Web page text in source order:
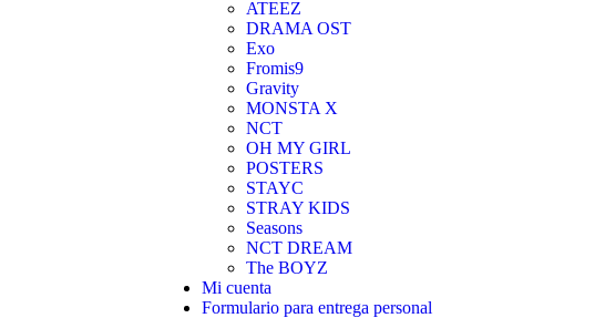
ATEEZ
DRAMA OST
Exo
Fromis9
Gravity
MONSTA X
NCT
OH MY GIRL
POSTERS
STAYC
STRAY KIDS
Seasons
NCT DREAM
The BOYZ
Mi cuenta
Formulario para entrega personal